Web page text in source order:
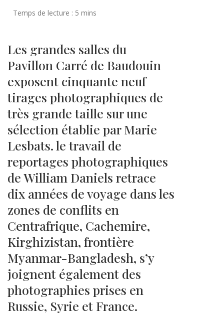
Les grandes salles du
Pavillon Carré de Baudouin
exposent cinquante neuf
tirages photographiques de
très grande taille sur une
sélection établie par Marie
Lesbats. le travail de
reportages photographiques
de William Daniels retrace
dix années de voyage dans les
zones de conflits en
Centrafrique, Cachemire,
Kirghizistan, frontière
Myanmar-Bangladesh, s’y
joignent également des
photographies prises en
Russie, Syrie et France.